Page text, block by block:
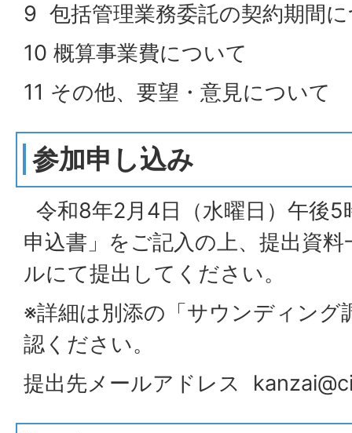
9 包括管理業務委託の契約期間
10 概算事業費について
11 その他、要望・意見について
参加申し込み
令和8年2月4日（水曜日）午後
申込書」をご記入の上、提出資
ルにて提出してください。
※詳細は別添の「サウンディング
認ください。
提出先メールアドレス